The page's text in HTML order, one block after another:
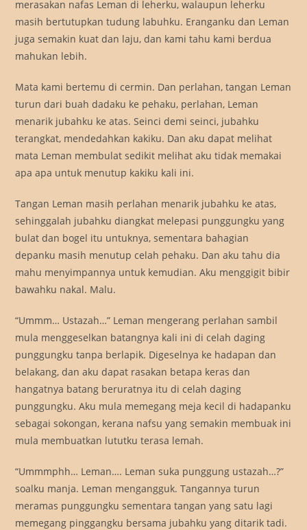
merasakan nafas Leman di leherku, walaupun leherku
masih bertutupkan tudung labuhku. Eranganku dan Leman
juga semakin kuat dan laju, dan kami tahu kami berdua
mahukan lebih.
Mata kami bertemu di cermin. Dan perlahan, tangan Leman
turun dari buah dadaku ke pehaku, perlahan, Leman
menarik jubahku ke atas. Seinci demi seinci, jubahku
terangkat, mendedahkan kakiku. Dan aku dapat melihat
mata Leman membulat sedikit melihat aku tidak memakai
apa apa untuk menutup kakiku kali ini.
Tangan Leman masih perlahan menarik jubahku ke atas,
sehinggalah jubahku diangkat melepasi punggungku yang
bulat dan bogel itu untuknya, sementara bahagian
depanku masih menutup celah pehaku. Dan aku tahu dia
mahu menyimpannya untuk kemudian. Aku menggigit bibir
bawahku nakal. Malu.
“Ummm… Ustazah…” Leman mengerang perlahan sambil
mula menggeselkan batangnya kali ini di celah daging
punggungku tanpa berlapik. Digeselnya ke hadapan dan
belakang, dan aku dapat rasakan betapa keras dan
hangatnya batang beruratnya itu di celah daging
punggungku. Aku mula memegang meja kecil di hadapanku
sebagai sokongan, kerana nafsu yang semakin membuak ini
mula membuatkan lututku terasa lemah.
“Ummmphh… Leman…. Leman suka punggung ustazah…?”
soalku manja. Leman mengangguk. Tangannya turun
meramas punggungku sementara tangan yang satu lagi
memegang pinggangku bersama jubahku yang ditarik tadi.